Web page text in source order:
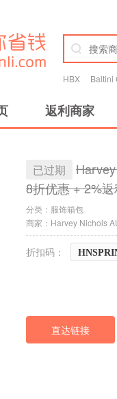
HBX Baltini
返利商家
已过期
8折优惠 + 2%
分类： 服饰箱包
商家：Harvey Nichols
折扣码：
直达链接